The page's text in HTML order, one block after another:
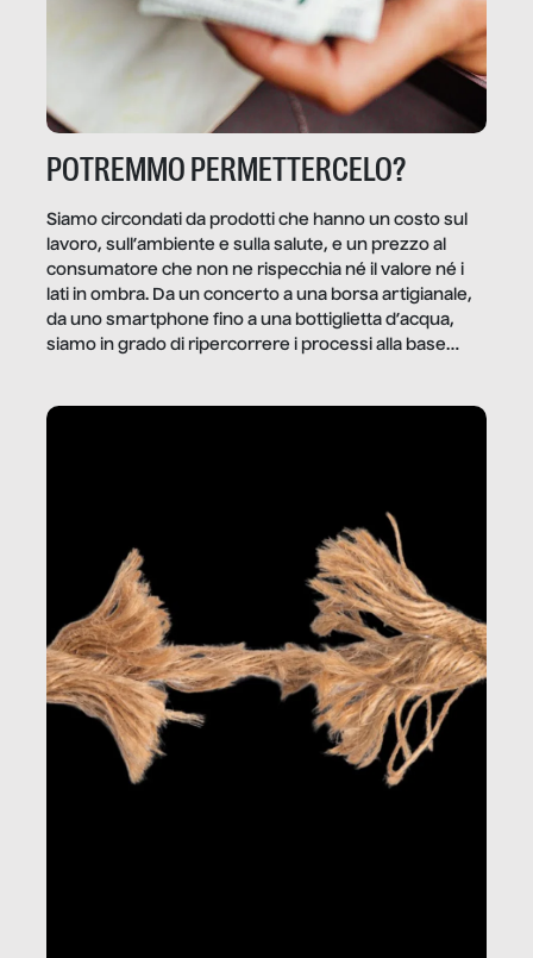
POTREMMO PERMETTERCELO?
Siamo circondati da prodotti che hanno un costo sul
lavoro, sull’ambiente e sulla salute, e un prezzo al
consumatore che non ne rispecchia né il valore né i
lati in ombra. Da un concerto a una borsa artigianale,
da uno smartphone fino a una bottiglietta d’acqua,
siamo in grado di ripercorrere i processi alla base
dietro gli oggetti e i servizi che fanno la nostra vita